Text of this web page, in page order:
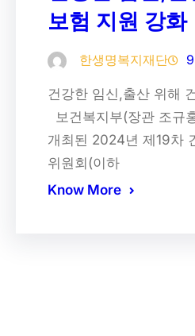
보험 지원 강화
한생명복지재단
건강한 임신,출산 위해
보건복지부(장관 조규
개최된 2024년 제19차
위원회(이하
Know More